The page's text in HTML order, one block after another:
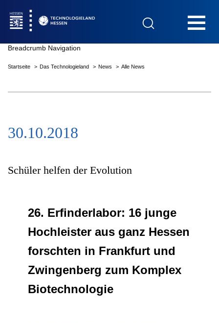
Das Technologieland
Innovationsfelder
Netzwerke
Breadcrumb Navigation
Startseite Das Technologieland News Alle News
30.10.2018
Schüler helfen der Evolution
26. Erfinderlabor: 16 junge
Hochleister aus ganz Hessen
forschten in Frankfurt und
Zwingenberg zum Komplex
Biotechnologie